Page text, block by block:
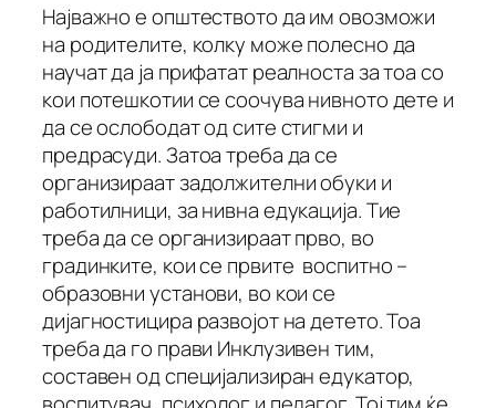
Најважно е општеството да им овозможи
на родителите, колку може полесно да
научат да ја прифатат реалноста за тоа со
кои потешкотии се соочува нивното дете и
да се ослободат од сите стигми и
предрасуди. Затоа треба да се
организираат задолжителни обуки и
работилници, за нивна едукација. Тие
треба да се организираат прво, во
градинките, кои се првите воспитно –
образовни установи, во кои се
дијагностицира развојот на детето. Тоа
треба да го прави Инклузивен тим,
составен од специјализиран едукатор,